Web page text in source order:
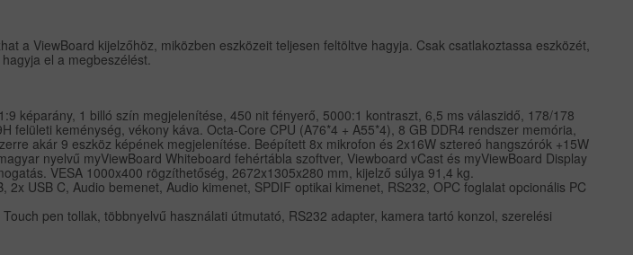
a ViewBoard kijelzőhöz, miközben eszközeit teljesen feltöltve hagyja. Csak csatlakoztassa eszközét,
el a megbeszélést.
képarány, 1 billó szín megjelenítése, 450 nit fényerő, 5000:1 kontraszt, 6,5 ms válaszidő, 178/178
keménység, vékony káva. Octa-Core CPU (A76*4 + A55*4), 8 GB DDR4 rendszer memória,
akár 9 eszköz képének megjelenítése. Beépített 8x mikrofon és 2x16W sztereó hangszórók +15W
nyelvű myViewBoard Whiteboard fehértábla szoftver, Viewboard vCast és myViewBoard Display
VESA 1000x400 rögzíthetőség, 2672x1305x280 mm, kijelző súlya 91,4 kg.
USB C, Audio bemenet, Audio kimenet, SPDIF optikai kimenet, RS232, OPC foglalat opcionális PC
pen tollak, többnyelvű használati útmutató, RS232 adapter, kamera tartó konzol, szerelési